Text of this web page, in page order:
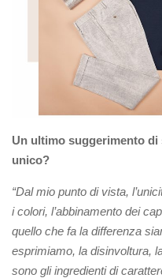
Un ultimo suggerimento
unico?
“Dal mio punto di vista,
i colori, l’abbinamento dei
quello che fa la differenza
esprimiamo, la disinvoltura,
sono gli ingredienti di